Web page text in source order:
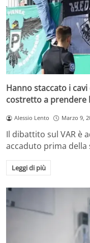
Hanno staccato i
costretto a prendere
Alessio Lento Marzo 9,
Il dibattito sul VAR è
accaduto prima
Leggi di più